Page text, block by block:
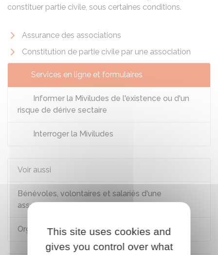
constituer partie civile, sous certaines conditions.
Assurance des associations
Constitution de partie civile par une association
Services en ligne et formulaires
Informer la Miviludes de l'existence ou d'un
risque de dérive sectaire
Interroger la Miviludes
Voir aussi
Bénévoles, volontaires et salariés d'une
association
Organisation d'événements par une association
This site uses cookies and
gives you control over what